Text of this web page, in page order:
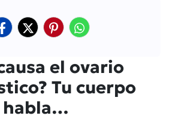
el ovario
Tu cuerpo
habla…